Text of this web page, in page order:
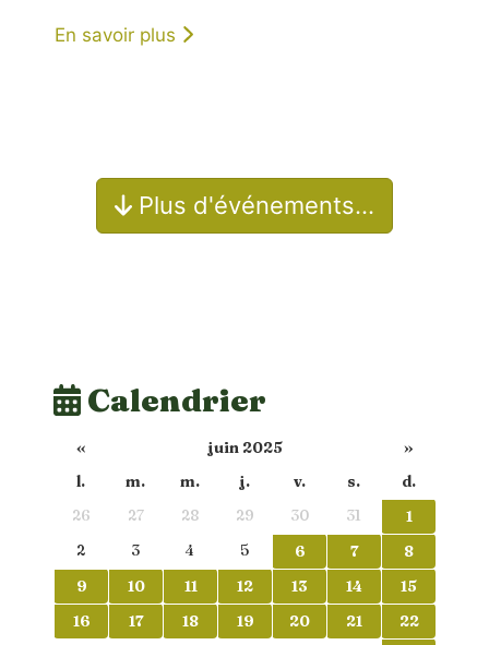
En savoir plus
Plus d'événements…
Calendrier
« juin 2025
»
l.
m. m. j. v. s.
d.
26
27 28 29 30 31
1
2
3 4 5 6 7
8
9
10 11 12 13 14
15
16
17 18 19 20 21
22